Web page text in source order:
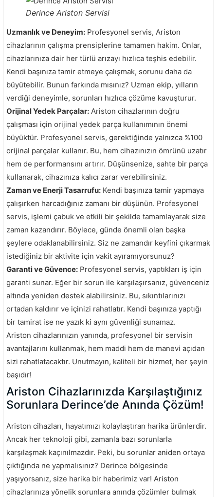
Derince Ariston Servisi
Uzmanlık ve Deneyim: Profesyonel servis, Ariston
cihazlarının çalışma prensiplerine tamamen hakim. Onlar,
cihazlarınıza dair her türlü arızayı hızlıca teşhis edebilir.
Kendi başınıza tamir etmeye çalışmak, sorunu daha da
büyütebilir. Bunun farkında mısınız? Uzman ekip, yılların
verdiği deneyimle, sorunları hızlıca çözüme kavuşturur.
Orijinal Yedek Parçalar: Ariston cihazlarının doğru
çalışması için orijinal yedek parça kullanımının önemi
büyüktür. Profesyonel servis, gerektiğinde yalnızca %100
orijinal parçalar kullanır. Bu, hem cihazınızın ömrünü uzatır
hem de performansını artırır. Düşünsenize, sahte bir parça
kullanarak, cihazınıza kalıcı zarar verebilirsiniz.
Zaman ve Enerji Tasarrufu: Kendi başınıza tamir yapmaya
çalışırken harcadığınız zamanı bir düşünün. Profesyonel
servis, işlemi çabuk ve etkili bir şekilde tamamlayarak size
zaman kazandırır. Böylece, günde önemli olan başka
şeylere odaklanabilirsiniz. Siz ne zamandır keyfini çıkarmak
istediğiniz bir aktivite için vakit ayıramıyorsunuz?
Garanti ve Güvence: Profesyonel servis, yaptıkları iş için
garanti sunar. Eğer bir sorun ile karşılaşırsanız, güvenceniz
altında yeniden destek alabilirsiniz. Bu, sıkıntılarınızı
ortadan kaldırır ve içinizi rahatlatır. Kendi başınıza yaptığı
bir tamirat ise ne yazık ki aynı güvenliği sunamaz.
Ariston cihazlarınızın yanında, profesyonel bir servisin
avantajlarını kullanmak, hem maddi hem de manevi açıdan
sizi rahatlatacaktır. Unutmayın, kaliteli bir hizmet, her şeyin
başıdır!
Ariston Cihazlarınızda Karşılaştığınız
Sorunlara Derince’de Anında Çözüm!
Ariston cihazları, hayatımızı kolaylaştıran harika ürünlerdir.
Ancak her teknoloji gibi, zamanla bazı sorunlarla
karşılaşmak kaçınılmazdır. Peki, bu sorunlar aniden ortaya
çıktığında ne yapmalısınız? Derince bölgesinde
yaşıyorsanız, size harika bir haberimiz var! Ariston
cihazlarınıza yönelik sorunlara anında çözümler bulmak